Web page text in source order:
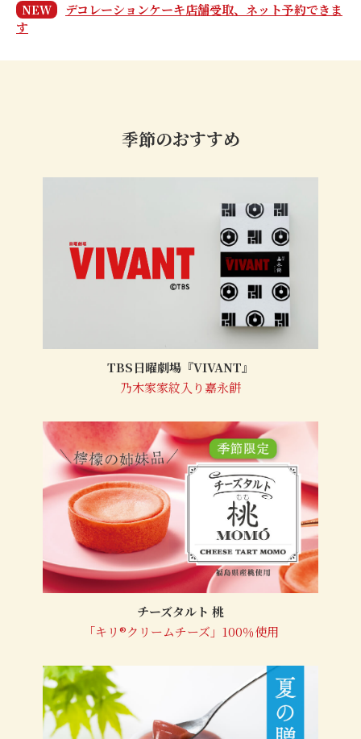
NEW
デコレーションケーキ店舗受取、ネット予約できま
す
季節のおすすめ
TBS日曜劇場『VIVANT』
乃木家家紋入り嘉永餅
チーズタルト 桃
「キリ®クリームチーズ」100％使用